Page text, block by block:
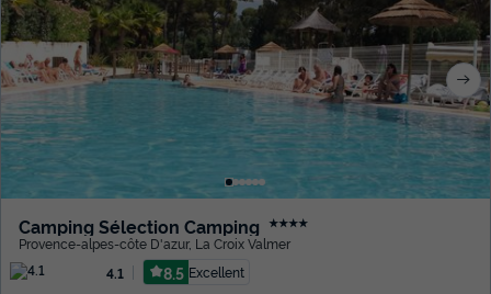
Camping Sélection Camping ★★★★
Provence-alpes-côte D'azur, La Croix Valmer
4.1
8.5 Excellent